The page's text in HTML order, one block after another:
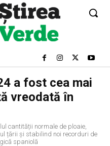
a fost cea mai
vreodată în
cantității normale de ploaie,
țării și stabilind noi recorduri de
spaniolă